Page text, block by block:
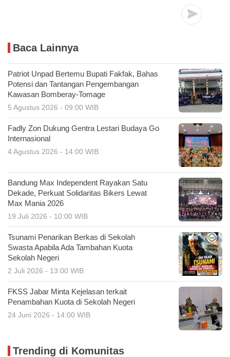
Baca Lainnya
Patriot Unpad Bertemu Bupati Fakfak, Bahas
Potensi dan Tantangan Pengembangan
Kawasan Bomberay-Tomage
5 Agustus 2026 - 09:00 WIB
Fadly Zon Dukung Gentra Lestari Budaya Go
Internasional
4 Agustus 2026 - 14:00 WIB
Bandung Max Independent Rayakan Satu
Dekade, Perkuat Solidaritas Bikers Lewat
Max Mania 2026
19 Juli 2026 - 10:00 WIB
Tsunami Penarikan Berkas di Sekolah
Swasta Apabila Ada Tambahan Kuota
Sekolah Negeri
2 Juli 2026 - 13:00 WIB
FKSS Jabar Minta Kejelasan terkait
Penambahan Kuota di Sekolah Negeri
24 Juni 2026 - 14:00 WIB
Trending di Komunitas